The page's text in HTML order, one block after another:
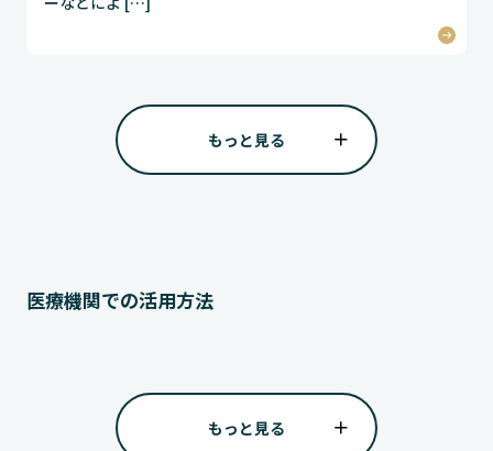
もっと見る
医療機関での活用方法
もっと見る